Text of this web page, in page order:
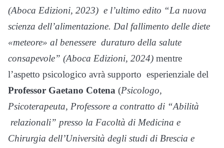
(Aboca Edizioni, 2023) e l’ultimo edito “La nuova
scienza dell’alimentazione. Dal fallimento delle diete
«meteore» al benessere duraturo della salute
consapevole” (Aboca Edizioni, 2024) mentre
l’aspetto psicologico avrà supporto esperienziale del
Professor Gaetano Cotena (Psicologo,
Psicoterapeuta, Professore a contratto di “Abilità
relazionali” presso la Facoltà di Medicina e
Chirurgia dell’Università degli studi di Brescia e